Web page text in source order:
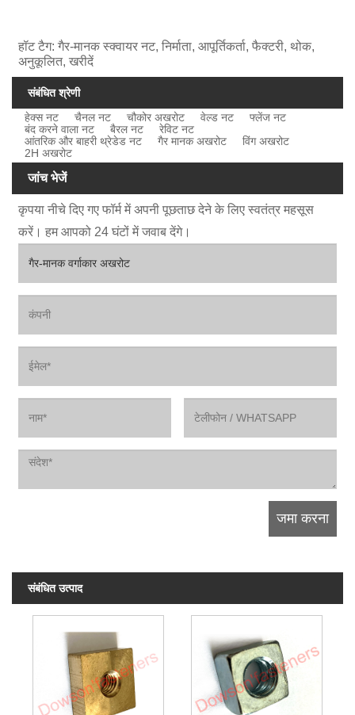
हॉट टैग: गैर-मानक स्क्वायर नट, निर्माता, आपूर्तिकर्ता, फैक्टरी, थोक,
अनुकूलित, खरीदें
संबंधित श्रेणी
हेक्स नट
चैनल नट चौकोर अखरोट वेल्ड नट
फ्लेंज नट
बंद करने वाला नट
बैरल नट
रेविट नट
आंतरिक और बाहरी थ्रेडेड नट
गैर मानक अखरोट
विंग अखरोट
2H अखरोट
जांच भेजें
कृपया नीचे दिए गए फॉर्म में अपनी पूछताछ देने के लिए स्वतंत्र महसूस
करें। हम आपको 24 घंटों में जवाब देंगे।
संबंधित उत्पाद